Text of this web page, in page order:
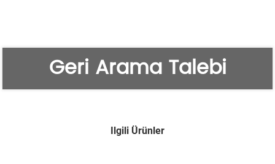
Geri Arama Talebi
Ilgili Ürünler